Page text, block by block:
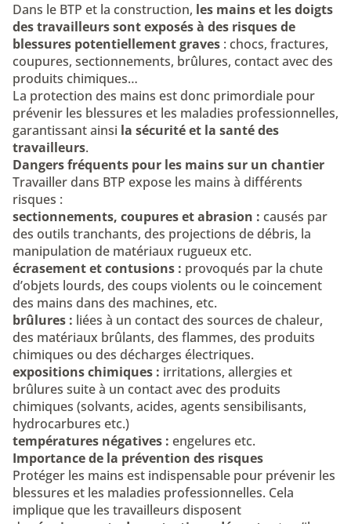
Dans le BTP et la construction, les mains et les doigts
des travailleurs sont exposés à des risques de
blessures potentiellement graves : chocs, fractures,
coupures, sectionnements, brûlures, contact avec des
produits chimiques…
La protection des mains est donc primordiale pour
prévenir les blessures et les maladies professionnelles,
garantissant ainsi la sécurité et la santé des
travailleurs.
Dangers fréquents pour les mains sur un chantier
Travailler dans BTP expose les mains à différents
risques :
sectionnements, coupures et abrasion : causés par
des outils tranchants, des projections de débris, la
manipulation de matériaux rugueux etc.
écrasement et contusions : provoqués par la chute
d’objets lourds, des coups violents ou le coincement
des mains dans des machines, etc.
brûlures : liées à un contact des sources de chaleur,
des matériaux brûlants, des flammes, des produits
chimiques ou des décharges électriques.
expositions chimiques : irritations, allergies et
brûlures suite à un contact avec des produits
chimiques (solvants, acides, agents sensibilisants,
hydrocarbures etc.)
températures négatives : engelures etc.
Importance de la prévention des risques
Protéger les mains est indispensable pour prévenir les
blessures et les maladies professionnelles. Cela
implique que les travailleurs disposent